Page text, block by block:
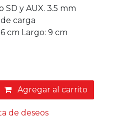
SD y AUX. 3.5 mm
carga
cm Largo: 9 cm
Agregar al carrito
de deseos